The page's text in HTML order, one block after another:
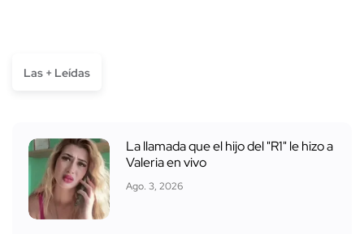
Las + Leídas
La llamada que el hijo del "R1" le hizo a
Valeria en vivo
Ago. 3, 2026